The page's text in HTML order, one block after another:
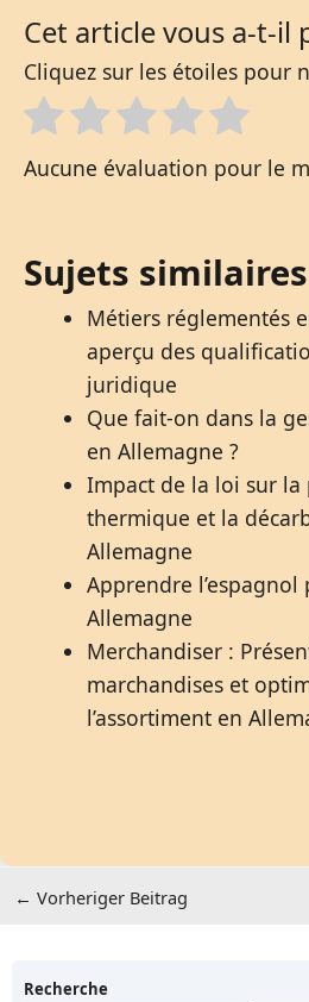
Cet article vous a-t-il
Cliquez sur les étoiles pour
Aucune évaluation pour le
Sujets similaires
Métiers réglementés
aperçu des
juridique
Que fait-on dans la
en Allemagne ?
Impact de la loi sur
thermique et la
Allemagne
Apprendre l’espagnol
Allemagne
Merchandiser :
marchandises et
l’assortiment en
← Vorheriger Beitrag
Recherche